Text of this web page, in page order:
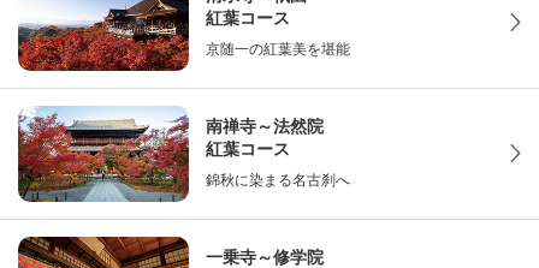
紅葉コース
京随一の紅葉美を堪能
南禅寺～法然院
紅葉コース
錦秋に染まる名古刹へ
一乗寺～修学院